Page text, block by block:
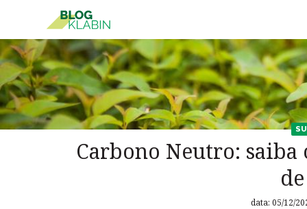
Pular para o Conteúdo principal
Carbono Neutro:
data: 05/12/